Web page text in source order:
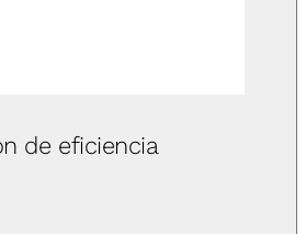
de eficiencia